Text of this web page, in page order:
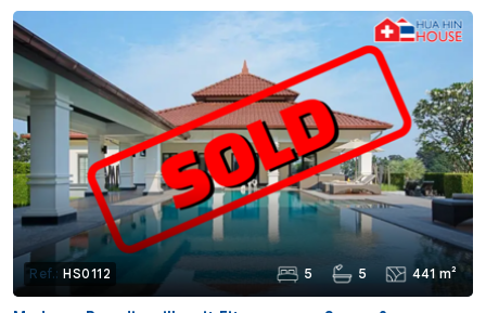
Ref.: HS0112 5 5 441 m²